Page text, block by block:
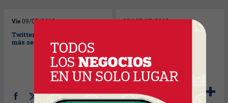
Vie 09/07/2010
Twitter es noticia (cada vez
más seguido)
Mié07/07/2010